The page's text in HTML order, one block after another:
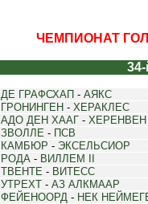
ЧЕМПИОНАТ
ДЕ ГРАФСХАП - АЯКС
ГРОНИНГЕН - ХЕРАКЛЕС
АДО ДЕН ХААГ - ХЕРЕНВЕН
ЗВОЛЛЕ - ПСВ
КАМБЮР - ЭКСЕЛЬСИОР
РОДА - ВИЛЛЕМ II
ТВЕНТЕ - ВИТЕСС
УТРЕХТ - АЗ АЛКМААР
ФЕЙЕНООРД - НЕК